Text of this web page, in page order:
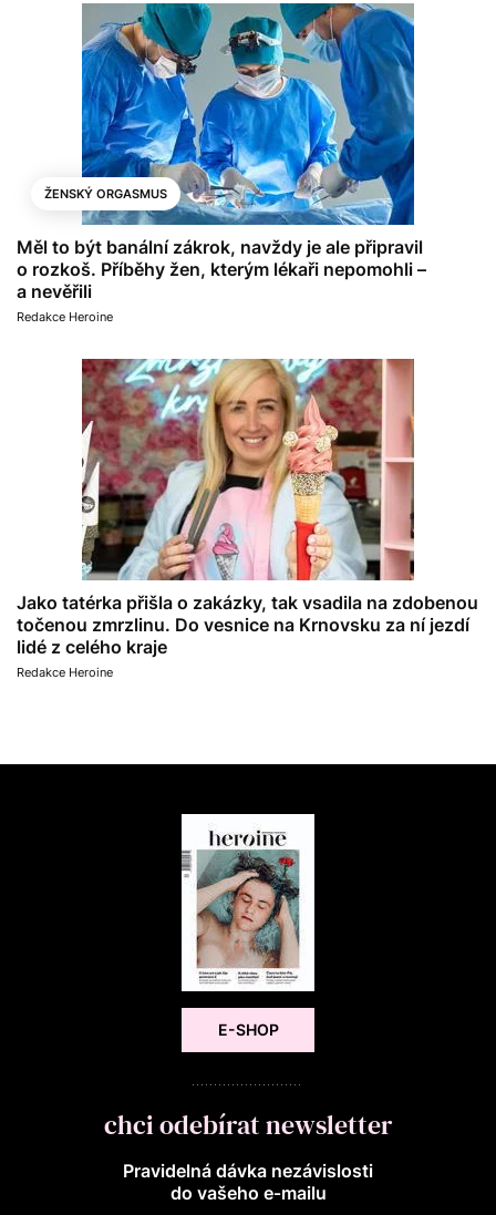
ŽENSKÝ ORGASMUS
Měl to být banální zákrok, navždy je ale připravil
o rozkoš. Příběhy žen, kterým lékaři nepomohli –
a nevěřili
Redakce Heroine
Jako tatérka přišla o zakázky, tak vsadila na zdobenou
točenou zmrzlinu. Do vesnice na Krnovsku za ní jezdí
lidé z celého kraje
Redakce Heroine
E-SHOP
chci odebírat newsletter
Pravidelná dávka nezávislosti
do vašeho e‑mailu